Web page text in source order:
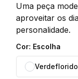
Uma peça
aproveitar os
personalidade.
Cor: Escolha
Verdeflorido